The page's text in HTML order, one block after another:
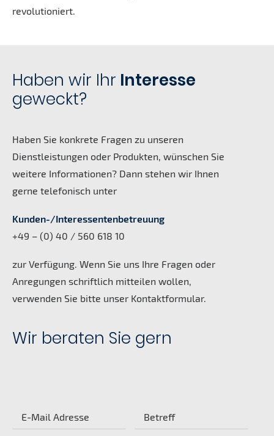
revolutioniert.
Haben wir Ihr Interesse
geweckt?
Haben Sie konkrete Fragen zu unseren
Dienstleistungen oder Produkten, wünschen Sie
weitere Informationen? Dann stehen wir Ihnen
gerne telefonisch unter
Kunden-/Interessentenbetreuung
+49 – (0) 40 / 560 618 10
zur Verfügung. Wenn Sie uns Ihre Fragen oder
Anregungen schriftlich mitteilen wollen,
verwenden Sie bitte unser Kontaktformular.
Wir beraten Sie gern
dieses
Feld